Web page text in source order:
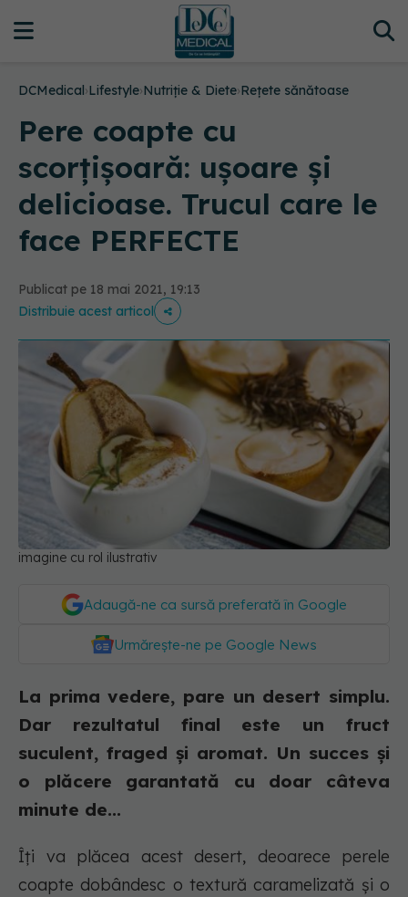
DCMedical›Lifestyle›Nutriție & Diete›Rețete sănătoase
Pere coapte cu
scorțișoară: ușoare și
delicioase. Trucul care le
face PERFECTE
Publicat pe 18 mai 2021, 19:13
Distribuie acest articol
imagine cu rol ilustrativ
Adaugă-ne ca sursă preferată în Google
Urmărește-ne pe Google News
La prima vedere, pare un desert simplu.
Dar rezultatul final este un fruct
suculent, fraged și aromat. Un succes și
o plăcere garantată cu doar câteva
minute de...
Îți va plăcea acest desert, deoarece perele
coapte dobândesc o textură caramelizată și o